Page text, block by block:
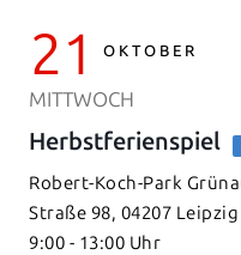
21 OKTOBER
MITTWOCH
Herbstferienspiel
Robert-Koch-Park
Straße 98, 04207 Leipzig
9:00 - 13:00